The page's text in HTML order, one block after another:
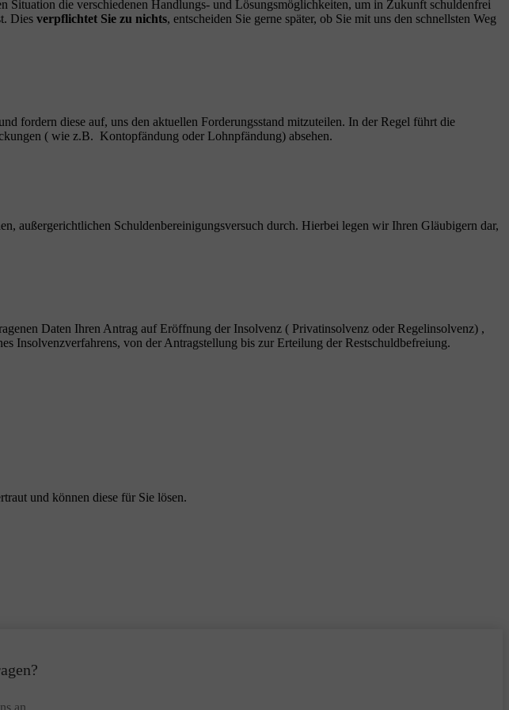
die verschiedenen Handlungs- und Lösungsmöglichkeiten, um in Zukunft schuldenfrei
Dies verpflichtet Sie zu nichts, entscheiden Sie gerne später, ob Sie mit uns den schnellsten Weg
fordern diese auf, uns den aktuellen Forderungsstand mitzuteilen. In der Regel führt die
( wie z.B. Kontopfändung oder Lohnpfändung) absehen.
außergerichtlichen Schuldenbereinigungsversuch durch. Hierbei legen wir Ihren Gläubigern dar,
Daten Ihren Antrag auf Eröffnung der Insolvenz ( Privatinsolvenz oder Regelinsolvenz) ,
Insolvenzverfahrens, von der Antragstellung bis zur Erteilung der Restschuldbefreiung.
und können diese für Sie lösen.
an.